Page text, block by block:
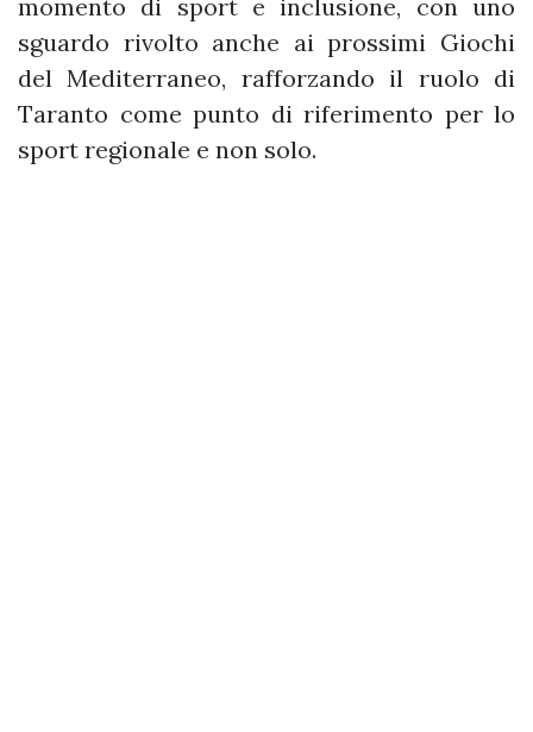
momento di sport e inclusione, con uno
sguardo rivolto anche ai prossimi Giochi
del Mediterraneo, rafforzando il ruolo di
Taranto come punto di riferimento per lo
sport regionale e non solo.